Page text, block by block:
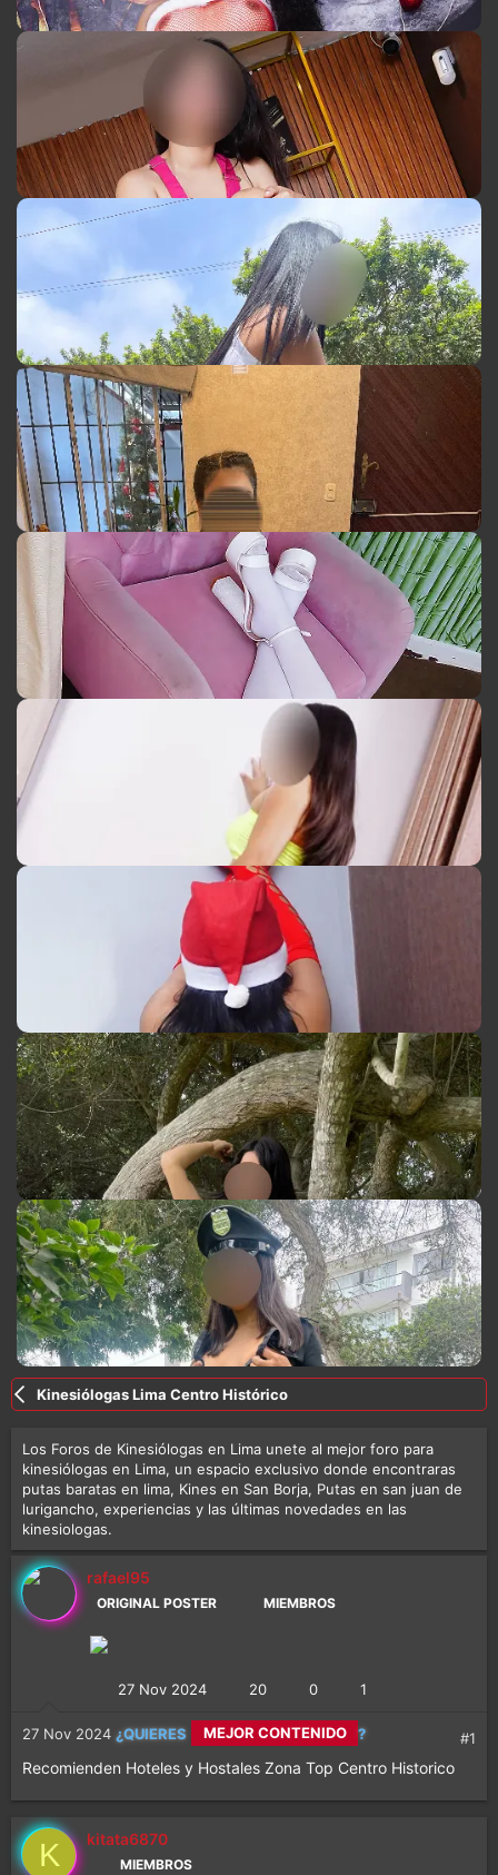
Kinesiólogas Lima Centro Histórico
Los Foros de Kinesiólogas en Lima unete al mejor foro para
kinesiólogas en Lima, un espacio exclusivo donde encontraras
putas baratas en lima, Kines en San Borja, Putas en san juan de
lurigancho, experiencias y las últimas novedades en las
kinesiologas.
rafael95
ORIGINAL POSTER MIEMBROS
27 Nov 2024 20 0 1
27 Nov 2024 ¿QUIERES CALETITAS REALES ? #1
Recomienden Hoteles y Hostales Zona Top Centro Historico
K kitata6870
MIEMBROS